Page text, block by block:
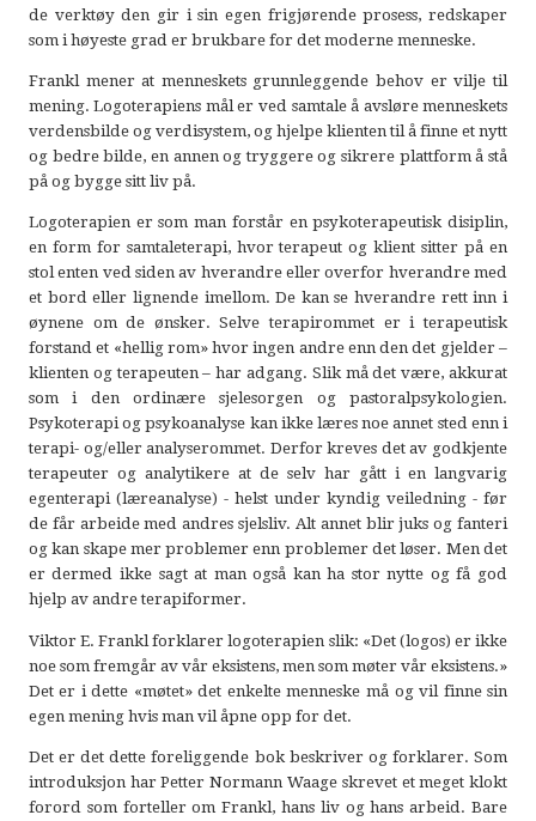
de verktøy den gir i sin egen frigjørende prosess, redskaper
som i høyeste grad er brukbare for det moderne menneske.
Frankl mener at menneskets grunnleggende behov er vilje til
mening. Logoterapiens mål er ved samtale å avsløre menneskets
verdensbilde og verdisystem, og hjelpe klienten til å finne et nytt
og bedre bilde, en annen og tryggere og sikrere plattform å stå
på og bygge sitt liv på.
Logoterapien er som man forstår en psykoterapeutisk disiplin,
en form for samtaleterapi, hvor terapeut og klient sitter på en
stol enten ved siden av hverandre eller overfor hverandre med
et bord eller lignende imellom. De kan se hverandre rett inn i
øynene om de ønsker. Selve terapirommet er i terapeutisk
forstand et «hellig rom» hvor ingen andre enn den det gjelder –
klienten og terapeuten – har adgang. Slik må det være, akkurat
som i den ordinære sjelesorgen og pastoralpsykologien.
Psykoterapi og psykoanalyse kan ikke læres noe annet sted enn i
terapi- og/eller analyserommet. Derfor kreves det av godkjente
terapeuter og analytikere at de selv har gått i en langvarig
egenterapi (læreanalyse) - helst under kyndig veiledning - før
de får arbeide med andres sjelsliv. Alt annet blir juks og fanteri
og kan skape mer problemer enn problemer det løser. Men det
er dermed ikke sagt at man også kan ha stor nytte og få god
hjelp av andre terapiformer.
Viktor E. Frankl forklarer logoterapien slik: «Det (logos) er ikke
noe som fremgår av vår eksistens, men som møter vår eksistens.»
Det er i dette «møtet» det enkelte menneske må og vil finne sin
egen mening hvis man vil åpne opp for det.
Det er det dette foreliggende bok beskriver og forklarer. Som
introduksjon har Petter Normann Waage skrevet et meget klokt
forord som forteller om Frankl, hans liv og hans arbeid. Bare